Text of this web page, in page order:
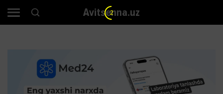
Avitsenna.uz
1